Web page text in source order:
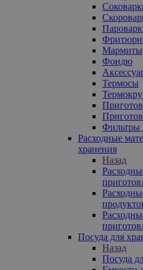
Мармиты
Фондю
Термосы
Фильтры
Расходные
хранения
Назад
Посуда для
Назад
Посуда